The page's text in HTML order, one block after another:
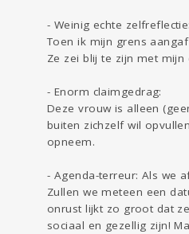
- Weinig echte zelfreflectie:
Toen ik mijn grens
Ze zei blij te zijn met
- Enorm claimgedrag:
Deze vrouw is alleen
buiten zichzelf wil
opneem.
- Agenda-terreur: Als we
Zullen we meteen een
onrust lijkt zo groot dat
sociaal en gezellig zijn!